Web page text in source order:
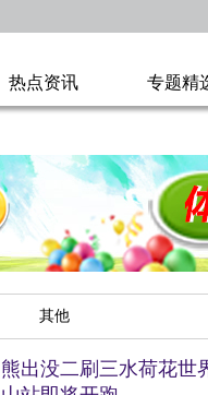
热点资讯 专题精
其他
熊出没二刷三水荷花世